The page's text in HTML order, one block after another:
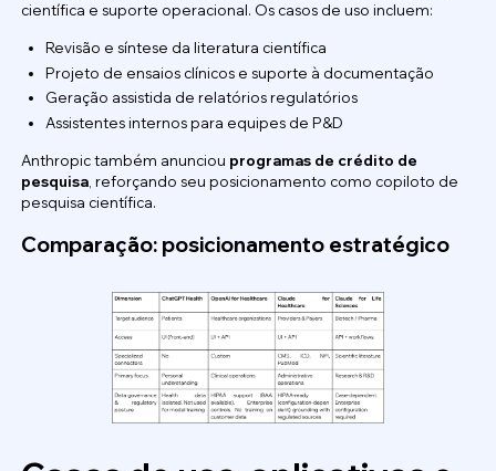
científica e suporte operacional. Os casos de uso incluem:
Revisão e síntese da literatura científica
Projeto de ensaios clínicos e suporte à documentação
Geração assistida de relatórios regulatórios
Assistentes internos para equipes de P&D
Anthropic também anunciou programas de crédito de
pesquisa, reforçando seu posicionamento como copiloto de
pesquisa científica.
Comparação: posicionamento estratégico